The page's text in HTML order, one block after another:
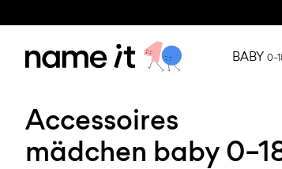
BABY
Accessoires
mädchen baby